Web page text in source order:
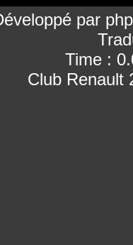
par
Time :
Club Renault